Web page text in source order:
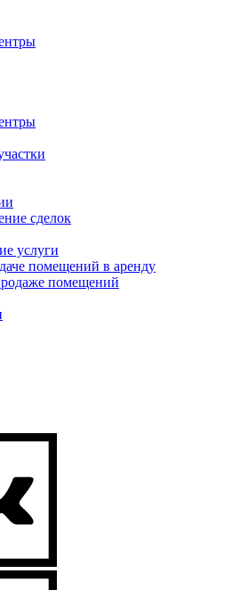
сделок
услуги
помещений в аренду
помещений